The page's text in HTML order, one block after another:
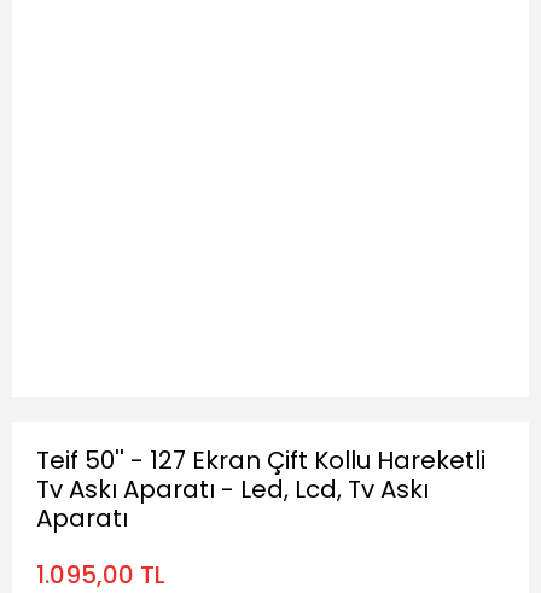
Teif 50'' - 127 Ekran Çift Kollu Hareketli
Tv Askı Aparatı - Led, Lcd, Tv Askı
Aparatı
1.095,00 TL